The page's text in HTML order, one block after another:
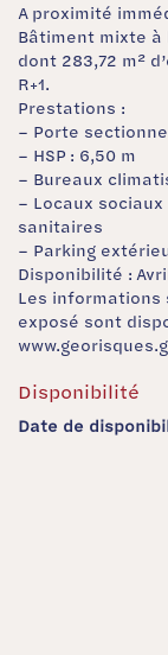
A proximité
Bâtiment mixte à
dont 283,72 m²
R+1.
Prestations :
– Porte
– HSP : 6,50 m
– Bureaux
– Locaux
sanitaires
– Parking
Disponibilité :
Les informations
exposé sont
Disponibilité
Date de